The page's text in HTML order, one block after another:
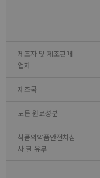
제조자 및 제조판매
업자
제조국
모든 원료성분
식품의약품안전처심
사 필 유무